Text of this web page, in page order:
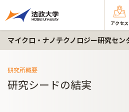
アクセス
マイクロ・ナノテクノロジー研究セン
研究所概要
研究シードの結実